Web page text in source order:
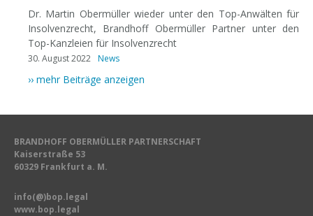
Dr. Martin Obermüller wieder unter den Top-Anwälten für
Insolvenzrecht, Brandhoff Obermüller Partner unter den
Top-Kanzleien für Insolvenzrecht
30. August 2022 News
›› mehr Beiträge anzeigen
BRANDHOFF OBERMÜLLER PARTNERSCHAFT
Kaiserstraße 53
60329 Frankfurt a. M.
info(@)bop.legal
www.bop.legal